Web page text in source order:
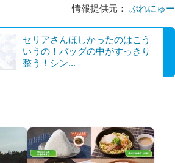
情報提供元： ぷれにゅー
セリアさんほしかったのはこう
いうの！バッグの中がすっきり
整う！シン...